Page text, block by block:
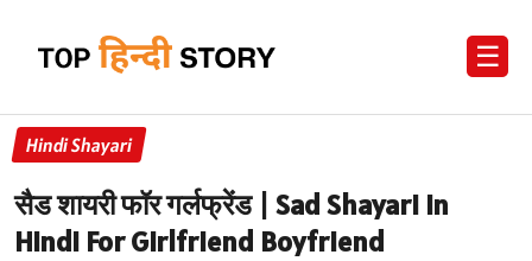
☰
Hindi Shayari
सैड शायरी फॉर गर्लफ्रेंड | Sad Shayari in
Hindi For Girlfriend Boyfriend